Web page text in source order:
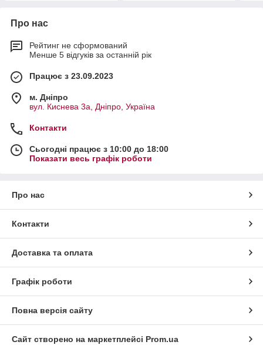
Про нас
Рейтинг не сформований
Менше 5 відгуків за останній рік
Працює з 23.09.2023
м. Дніпро
вул. Киснева 3а, Дніпро, Україна
Контакти
Сьогодні працює з 10:00 до 18:00
Показати весь графік роботи
Про нас
Контакти
Доставка та оплата
Графік роботи
Повна версія сайту
Сайт створено на маркетплейсі Prom.ua